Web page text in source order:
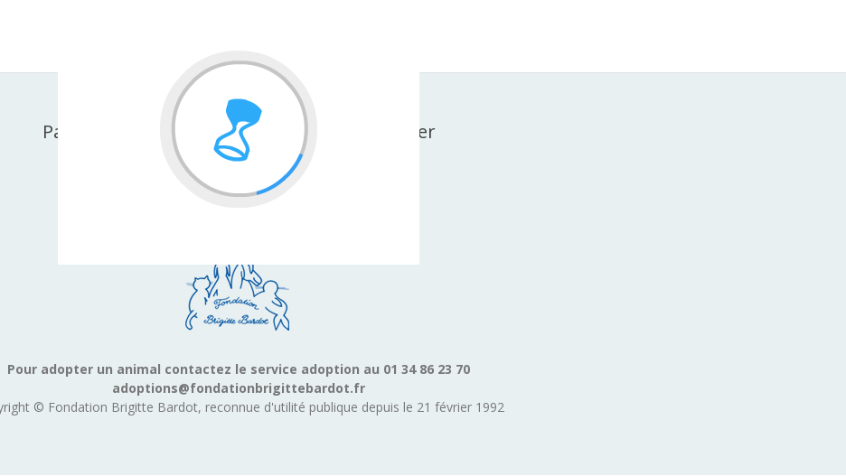
Partager cette page sur facebook ou X-twitter
Pour adopter un animal contactez le service adoption au 01 34 86 23 70
adoptions@fondationbrigittebardot.fr
© Fondation Brigitte Bardot, reconnue d'utilité publique depuis le 21 février 1992